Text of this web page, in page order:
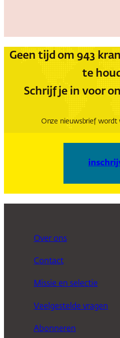
Geen tijd om 943
te
Schrijf je in voor
Onze nieuwsbrief wordt
Over ons
Contact
Missie en selectie
Veelgestelde vragen
Abonneren